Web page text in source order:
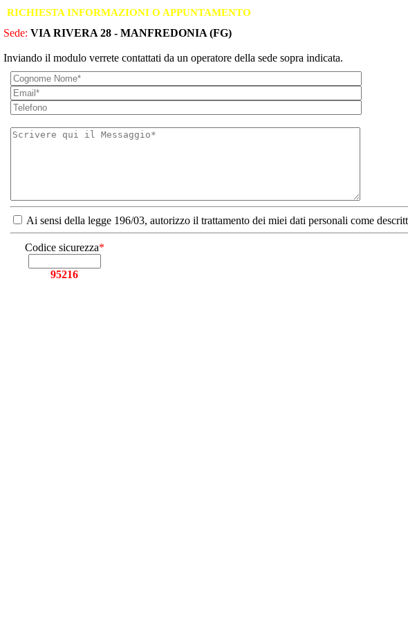
RICHIESTA INFORMAZIONI O APPUNTAMENTO
Sede: VIA RIVERA 28 - MANFREDONIA (FG)
Inviando il modulo verrete contattati da un operatore della sede sopra indicata.
Ai sensi della legge 196/03, autorizzo il trattamento dei miei dati personali come
Codice sicurezza*
95216